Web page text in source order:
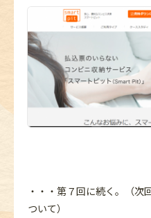
・・・第７回に続く。（次
ついて）